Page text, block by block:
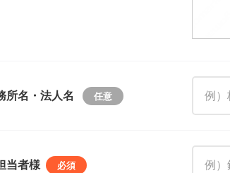
所名・法人名
当者様